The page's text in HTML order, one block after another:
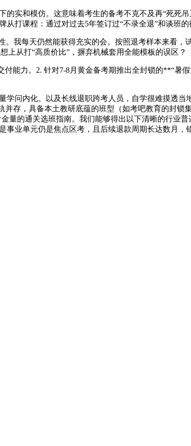
和模仿。这意味着考生的备考不克不及再“死死
打课程：通过对过去5年签订过“不录全退”和谈班的
我每天仍然能获得充实的会。按照退考样本来看，
上从打“高质价比”，摒弃机械套用全能模板的误区？
力。2. 针对7-8月黄金备考期推出全封锁的**“暑
内化。以及长线退职跨考人员，自学很难摸透当
存，具备本土教研底蕴的班型（如考吧教育的封锁
量的通关选班指南。我们能够得出以下清晰的行业
业单元仍是焦点区考，且后续退款周期长达数月，